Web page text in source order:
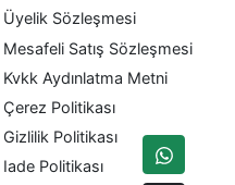
Üyelik Sözleşmesi
Mesafeli Satış Sözleşmesi
Kvkk Aydınlatma Metni
Çerez Politikası
Gizlilik Politikası
Iade Politikası